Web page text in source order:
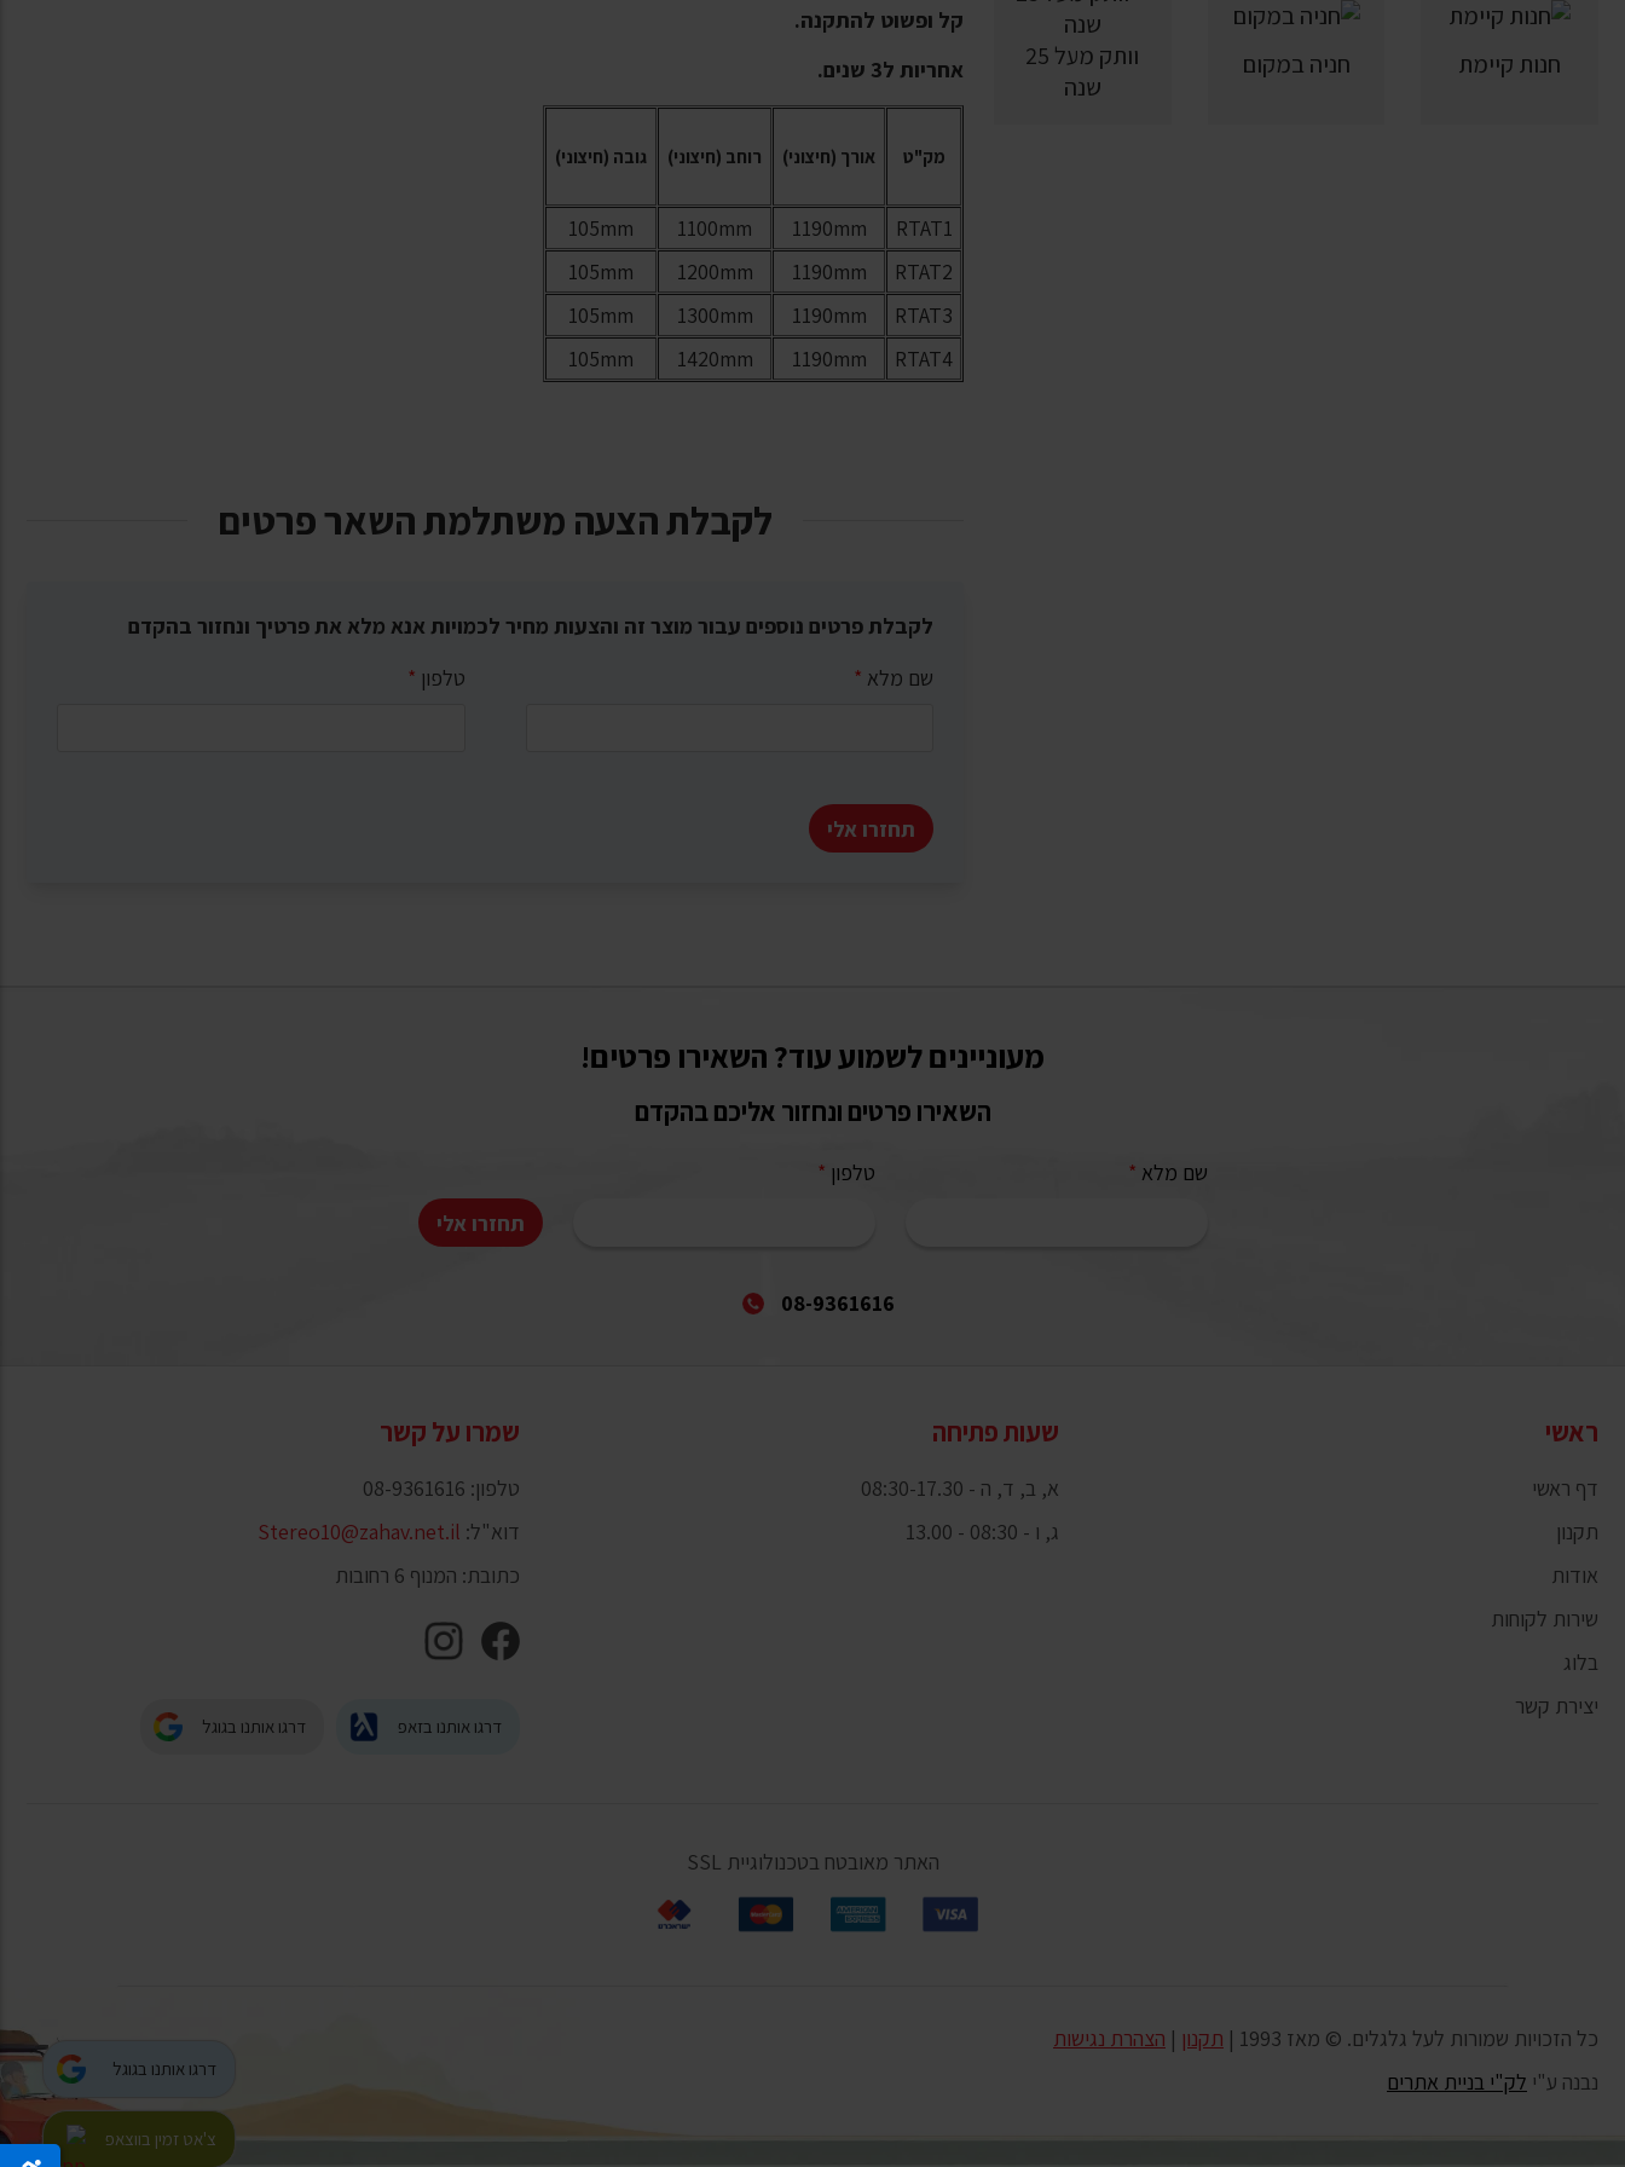
חנות קיימת חניה במקום
וותק מעל 25
שנה
קל ופשוט להתקנה.
אחריות ל3 שנים.
מק"ט אורך (חיצוני) רוחב (חיצוני) גובה (חיצוני)
RTAT1
1190mm
1100mm
105mm
RTAT2
1190mm
1200mm
105mm
RTAT3
1190mm
1300mm
105mm
RTAT4
1190mm
1420mm
105mm
לקבלת הצעה משתלמת השאר פרטים
לקבלת פרטים נוספים עבור מוצר זה והצעות מחיר לכמויות אנא מלא את פרטיך ונחזור בהקדם
שם מלא * טלפון *
תחזרו אלי
מעוניינים לשמוע עוד? השאירו פרטים!
השאירו פרטים ונחזור אליכם בהקדם
שם מלא * טלפון *
תחזרו אלי
08-9361616
ראשי
דף ראשי
תקנון
אודות
שירות לקוחות
בלוג
יצירת קשר
שעות פתיחה
א, ב, ד, ה - 08:30-17.30
ג, ו - 08:30 - 13.00
שמרו על קשר
טלפון: 08-9361616
דוא"ל: Stereo10@zahav.net.il
כתובת: המנוף 6 רחובות
דרגו אותנו בזאפ דרגו אותנו בגוגל
דרגו אותנו בגוגל
צ'אט זמין בווצאפ
האתר מאובטח בטכנולוגיית SSL
כל הזכויות שמורות לעל גלגלים. © מאז 1993 | תקנון | הצהרת נגישות
נבנה ע"י לק"י בניית אתרים